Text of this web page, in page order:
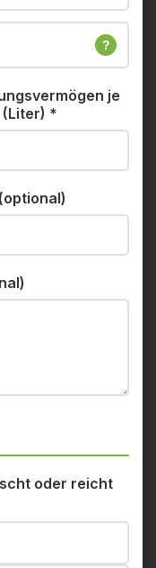
?
je
*
oder reicht